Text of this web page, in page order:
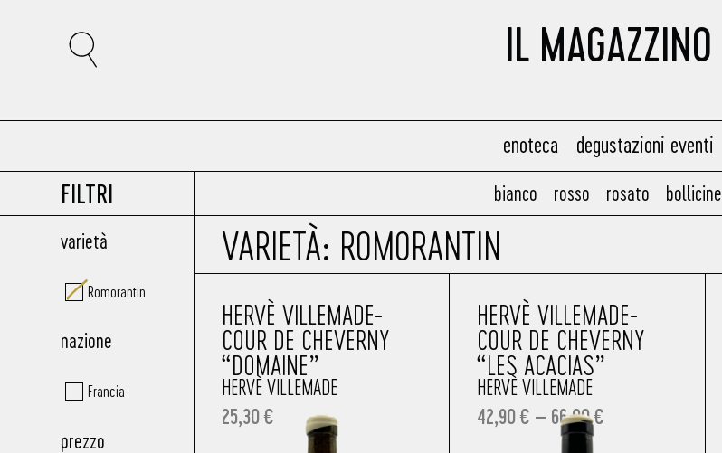
IL MAGAZZINO
enoteca degustazioni eventi
FILTRI bianco rosso rosato bollicine
varietà
Romorantin
nazione
Francia
prezzo
VARIETÀ: ROMORANTIN
HERVÈ VILLEMADE-
COUR DE CHEVERNY
“DOMAINE”
HERVÈ VILLEMADE
25,30€
HERVÈ VILLEMADE-
COUR DE CHEVERNY
“LES ACACIAS”
HERVÈ VILLEMADE
42,90€ – 66,00€